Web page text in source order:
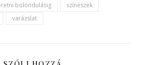
bolondulásig
színészek
varázslat